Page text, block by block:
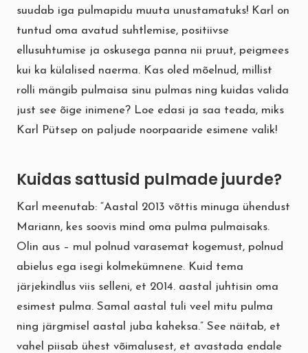
suudab iga pulmapidu muuta unustamatuks! Karl on
tuntud oma avatud suhtlemise, positiivse
ellusuhtumise ja oskusega panna nii pruut, peigmees
kui ka külalised naerma. Kas oled mõelnud, millist
rolli mängib pulmaisa sinu pulmas ning kuidas valida
just see õige inimene? Loe edasi ja saa teada, miks
Karl Pütsep on paljude noorpaaride esimene valik!
Kuidas sattusid pulmade juurde?
Karl meenutab: “Aastal 2013 võttis minuga ühendust
Mariann, kes soovis mind oma pulma pulmaisaks.
Olin aus – mul polnud varasemat kogemust, polnud
abielus ega isegi kolmekümnene. Kuid tema
järjekindlus viis selleni, et 2014. aastal juhtisin oma
esimest pulma. Samal aastal tuli veel mitu pulma
ning järgmisel aastal juba kaheksa.” See näitab, et
vahel piisab ühest võimalusest, et avastada endale